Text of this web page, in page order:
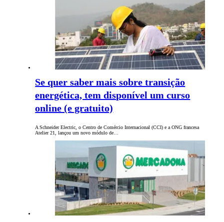
Se quer saber mais sobre transição
energética, tem disponível um curso
online (e gratuito)
A Schneider Electric, o Centro de Comércio Internacional (CCI) e a ONG francesa
Atelier 21, lançou um novo módulo de…